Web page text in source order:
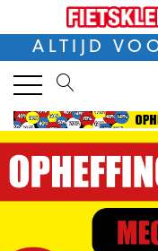
ALTIJD